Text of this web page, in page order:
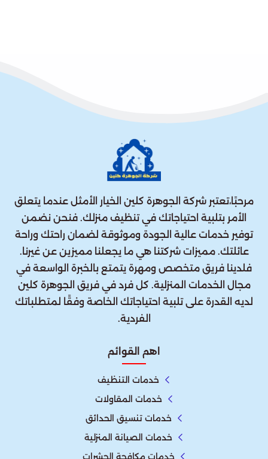
مرحبًا،تعتبر شركة الجوهرة كلين الخيار الأمثل عندما يتعلق
الأمر بتلبية احتياجاتك في تنظيف منزلك. فنحن نضمن
توفير خدمات عالية الجودة وموثوقة لضمان راحتك وراحة
عائلتك. مميزات شركتنا هي ما يجعلنا مميزين عن غيرنا.
فلدينا فريق متخصص ومهرة يتمتع بالخبرة الواسعة في
مجال الخدمات المنزلية. كل فرد في فريق الجوهرة كلين
لديه القدرة على تلبية احتياجاتك الخاصة وفقًا لمتطلباتك
الفردية.
اهم القوائم
خدمات التنظيف
خدمات المقاولات
خدمات تنسيق الحدائق
خدمات الصيانة المنزلية
خدمات مكافحة الحشرات